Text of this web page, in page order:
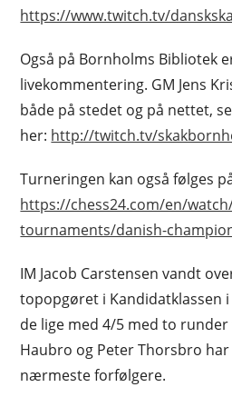
https://www.twitch.tv/
Også på Bornholms Bibliotek
livekommentering. GM Jens
både på stedet og på nettet,
her: http://twitch.tv/
Turneringen kan også følges
https://chess24.com/en/
tournaments/danish-
IM Jacob Carstensen vandt
topopgøret i Kandidatklassen
de lige med 4/5 med to runder
Haubro og Peter Thorsbro
nærmeste forfølgere.